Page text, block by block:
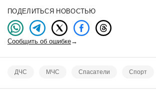
ПОДЕЛИТЬСЯ НОВОСТЬЮ
Сообщить об ошибке→
ДЧС МЧС Спасатели Спорт